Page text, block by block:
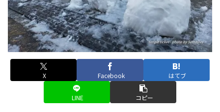
X Facebook はてブ
LINE コピー